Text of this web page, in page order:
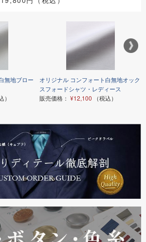
無地ブロー
）
オリジナル コンフォート白無地オック
スフォードシャツ・レディース
販売価格： ¥12,100 （税込）